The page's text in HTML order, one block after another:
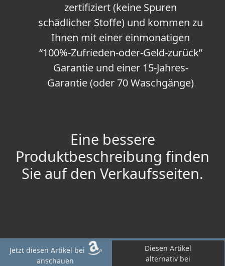
zertifiziert (keine Spuren
schädlicher Stoffe) und kommen zu
Ihnen mit einer einmonatigen
“100%-Zufrieden-oder-Geld-zurück”
Garantie und einer 15-Jahres-
Garantie (oder 70 Waschgänge)
Eine bessere
Produktbeschreibung finden
Sie auf den Verkaufsseiten.
Jetzt diesen Artikel bei
anschauen
Diesen Artikel
alternativ bei